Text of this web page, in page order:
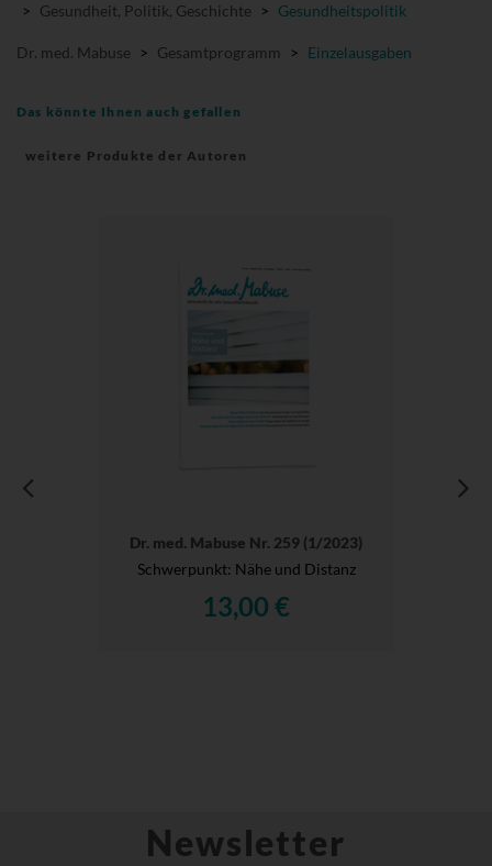
> Gesundheit, Politik, Geschichte > Gesundheitspolitik
Dr. med. Mabuse > Gesamtprogramm > Einzelausgaben
Das könnte Ihnen auch gefallen
weitere Produkte der Autoren
Dr. med. Mabuse Nr. 259 (1/2023)
Schwerpunkt: Nähe und Distanz
13,00 €
Newsletter